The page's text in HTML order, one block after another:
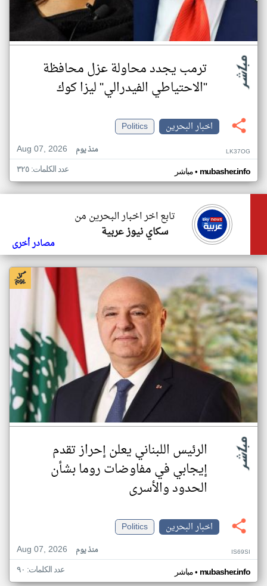
ترمب يجدد محاولة عزل محافظة
"الاحتياطي الفيدرالي" ليزا كوك
اخبار البحرين
Politics
Aug 07, 2026
منذ يوم LK37OG
مباشر• mubasher.info عدد الكلمات: ٣٢٥
تابع اخر اخبار البحرين من
سكاي نيوز عربية
مصادر أخرى
الرئيس اللبناني يعلن إحراز تقدم
إيجابي في مفاوضات روما بشأن
الحدود والأسرى
اخبار البحرين
Politics
Aug 07, 2026
منذ يوم IS69SI
مباشر• mubasher.info عدد الكلمات: ٩٠